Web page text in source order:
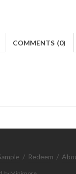
COMMENTS (0)
/ Redeem /